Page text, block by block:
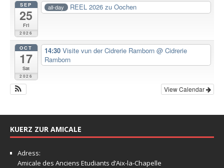
SEP
25
Fri
2026
all-day REEL 2026 zu Oochen
OCT
17
Sat
2026
14:30 Visite vun der Cidrerie Ramborn @ Cidrerie
Ramborn
View Calendar
KUERZ ZUR AMICALE
Adress:
Amicale des Anciens Etudiants d’Aix-la-Chapelle